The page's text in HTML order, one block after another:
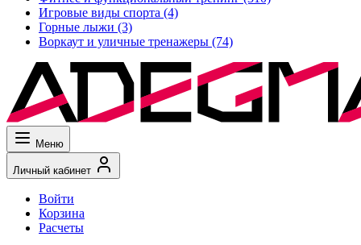
Игровые виды спорта (4)
Горные лыжи (3)
Воркаут и уличные тренажеры (74)
Меню
Личный кабинет
Войти
Корзина
Расчеты